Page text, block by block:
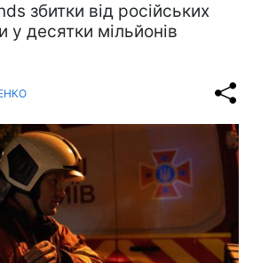
збитки від російських
у десятки мільйонів